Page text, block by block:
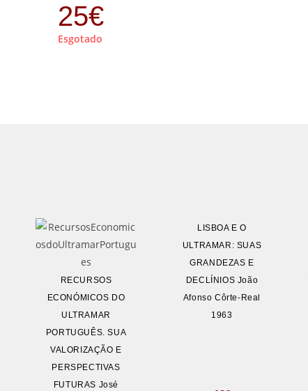
25€
Esgotado
RECURSOS
ECONÓMICOS DO
ULTRAMAR
PORTUGUÊS. SUA
VALORIZAÇÃO E
PERSPECTIVAS
FUTURAS José
LISBOA E O
ULTRAMAR: SUAS
GRANDEZAS E
DECLÍNIOS João
Afonso Côrte-Real
1963